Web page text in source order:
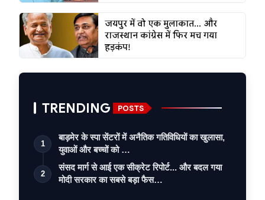
जयपुर में वो एक मुलाकात... और
राजस्थान कांग्रेस में फिर मच गया
हड़कंप!
TRENDING POSTS
1
बाड़मेर के स्पा सेंटरों में अनैतिक गतिविधियों का खुलासा,
युवाओं और बच्चों को …
2
संसद मार्ग से आई एक सीक्रेट रिपोर्ट... और बदल गया
मोदी सरकार का सबसे बड़ा फैस…